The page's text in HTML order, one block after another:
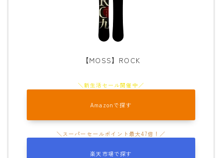
【MOSS】ROCK
Amazonで探す
楽天市場で探す